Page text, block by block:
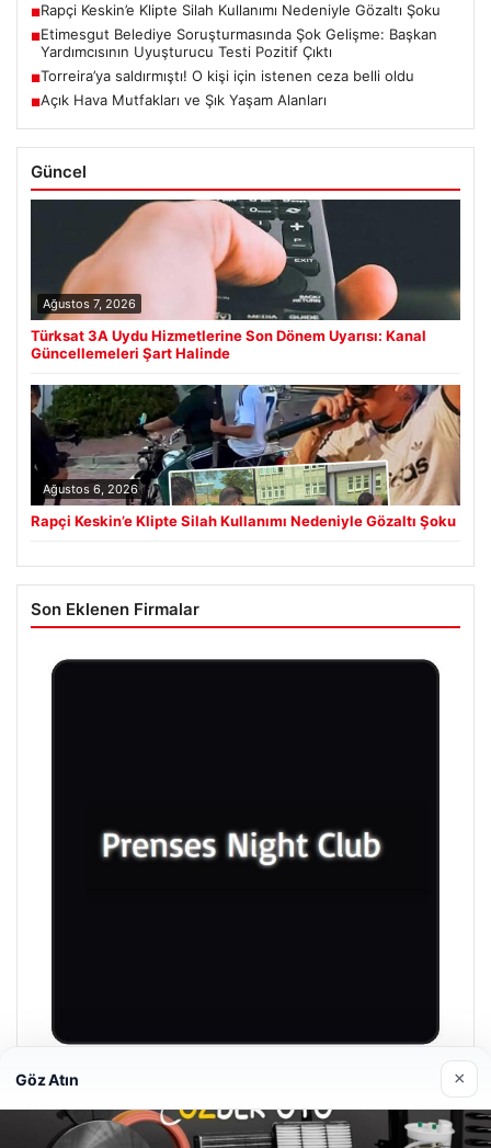
■Rapçi Keskin’e Klipte Silah Kullanımı Nedeniyle Gözaltı Şoku
■Etimesgut Belediye Soruşturmasında Şok Gelişme: Başkan
Yardımcısının Uyuşturucu Testi Pozitif Çıktı
■Torreira’ya saldırmıştı! O kişi için istenen ceza belli oldu
■Açık Hava Mutfakları ve Şık Yaşam Alanları
Güncel
Ağustos 7, 2026
Türksat 3A Uydu Hizmetlerine Son Dönem Uyarısı: Kanal
Güncellemeleri Şart Halinde
Ağustos 6, 2026
Rapçi Keskin’e Klipte Silah Kullanımı Nedeniyle Gözaltı Şoku
Son Eklenen Firmalar
Prenses Night Club
Nisan 29, 2026
Göz Atın ×